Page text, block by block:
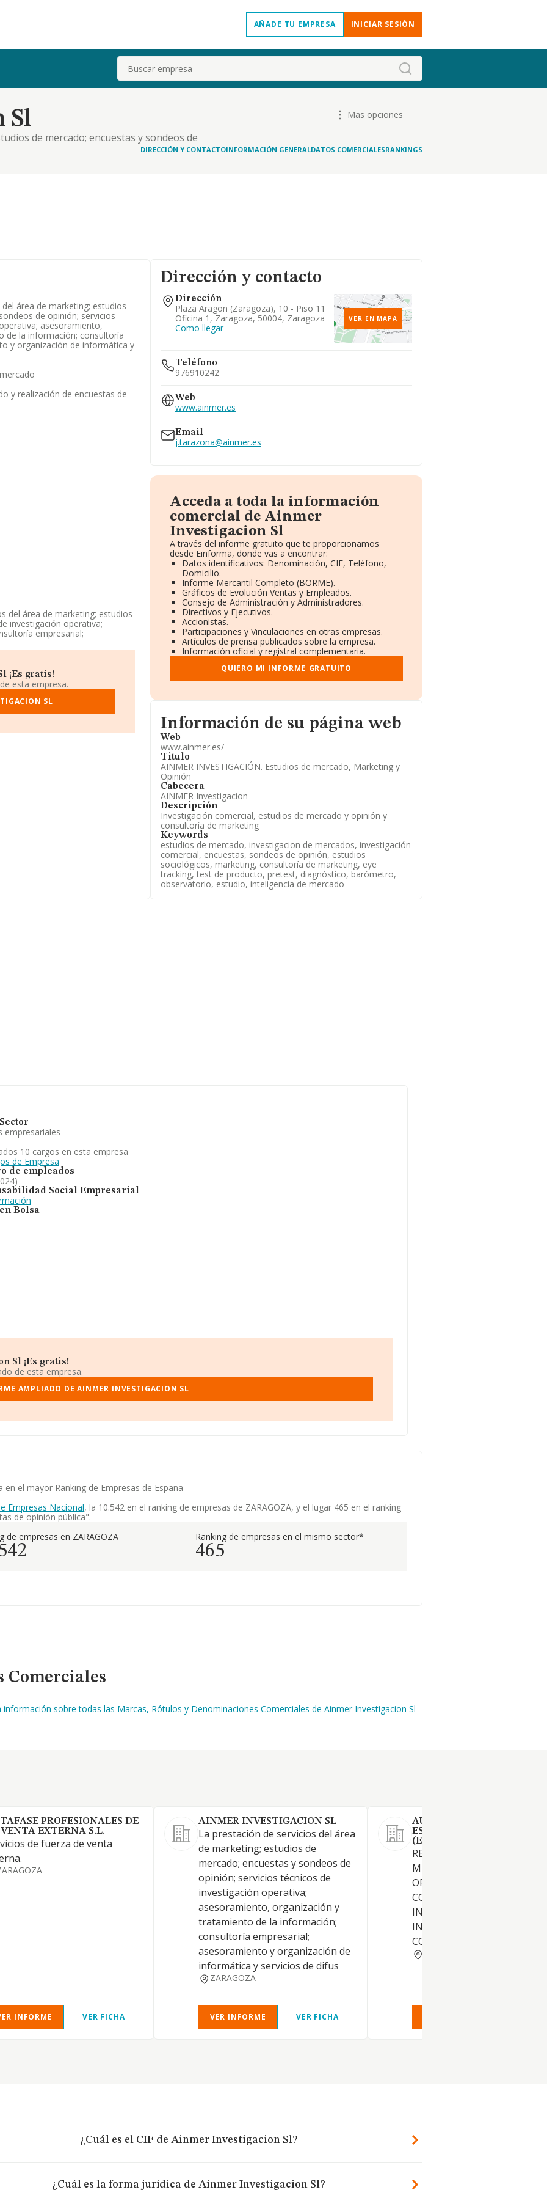
AÑADE TU EMPRESA INICIAR SESIÓN
Buscar
Sl
de mercado; encuestas y sondeos de
asesoramiento, organización y tratamiento de
Mas opciones
DIRECCIÓN Y CONTACTOINFORMACIÓN GENERALDATOS COMERCIALESRANKINGS
área de marketing; estudios
de opinión; servicios
asesoramiento,
de la información; consultoría
y organización de informática y
y realización de encuestas de
del área de marketing; estudios
investigación operativa;
empresarial;
empresa es una Sociedad
mercado y realización de
a los niveles de facturación
empresas del sector:
¡Es gratis!
esta empresa.
SL
Dirección y contacto
Dirección
Plaza Aragon (zaragoza), 10 - Piso 11
Oficina 1, Zaragoza, 50004, Zaragoza
Como llegar
VER EN MAPA
Teléfono
976910242
Web
www.ainmer.es
Email
j.tarazona@ainmer.es
Acceda a toda la información
comercial de Ainmer
Investigacion Sl
A través del informe gratuito que te proporcionamos
desde Einforma, donde vas a encontrar:
Datos identificativos: Denominación, CIF, Teléfono,
Domicilio.
Informe Mercantil Completo (BORME).
Gráficos de Evolución Ventas y Empleados.
Consejo de Administración y Administradores.
Directivos y Ejecutivos.
Accionistas.
Participaciones y Vinculaciones en otras empresas.
Artículos de prensa publicados sobre la empresa.
Información oficial y registral complementaria.
QUIERO MI INFORME GRATUITO
Informacion de su página web
Información de su página web
Web
www.ainmer.es/
Titulo
AINMER INVESTIGACIÓN. Estudios de mercado, Marketing y
Opinión
Cabecera
AINMER Investigacion
Descripción
Investigación comercial, estudios de mercado y opinión y
consultoría de marketing
Keywords
estudios de mercado, investigacion de mercados, investigación
comercial, encuestas, sondeos de opinión, estudios
sociológicos, marketing, consultoría de marketing, eye
tracking, test de producto, pretest, diagnóstico, barómetro,
observatorio, estudio, inteligencia de mercado
empresariales
10 cargos en esta empresa
de Empresa
de empleados
Social Empresarial
Bolsa
Sl ¡Es gratis!
de esta empresa.
AMPLIADO DE AINMER INVESTIGACION SL
el mayor Ranking de Empresas de España
Empresas Nacional, la 10.542 en el ranking de empresas de ZARAGOZA, y el lugar 465 en el ranking
de opinión pública".
de empresas en ZARAGOZA Ranking de empresas en el mismo sector*
465
Comerciales
información sobre todas las Marcas, Rótulos y Denominaciones Comerciales de Ainmer Investigacion Sl
PROFESIONALES DE
EXTERNA S.L.
de fuerza de venta
INFORME VER FICHA
AINMER INVESTIGACION SL
La prestación de servicios del área
de marketing; estudios de
mercado; encuestas y sondeos de
opinión; servicios técnicos de
investigación operativa;
asesoramiento, organización y
tratamiento de la información;
consultoría empresarial;
asesoramiento y organización de
informática y servicios de difus
ZARAGOZA
VER INFORME VER FICHA
AURELIO LALAGUNA
ESTUDIOS DE MERCADO SL
(EXTINGUIDA)
REALIZACION DE ESTUDIOS
MERCADO, ESTUDIOS DE
OPINION Y DE HABITOS DE
COMPRA Y OTROS SERVICIOS
INDEPENDIENTES DE
INFORMACION E
COMERCIAL.
¿Cuál es el CIF de Ainmer Investigacion Sl?
¿Cuál es la forma jurídica de Ainmer Investigacion Sl?